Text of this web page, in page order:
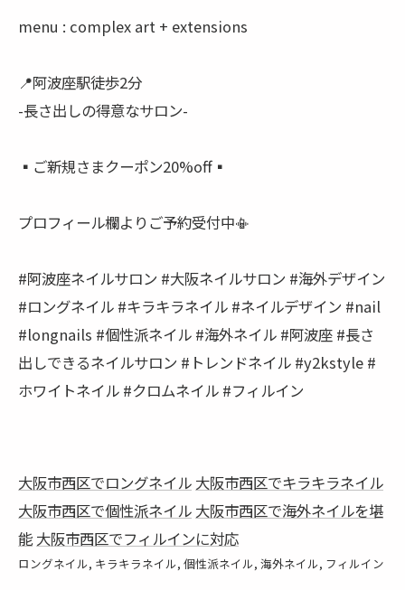
menu : complex art + extensions
📍阿波座駅徒歩2分
-長さ出しの得意なサロン-
▪️ご新規さまクーポン20%off▪️
プロフィール欄よりご予約受付中📳
#阿波座ネイルサロン #大阪ネイルサロン #海外デザイン
#ロングネイル #キラキラネイル #ネイルデザイン #nail
#longnails #個性派ネイル #海外ネイル #阿波座 #長さ
出しできるネイルサロン #トレンドネイル #y2kstyle #
ホワイトネイル #クロムネイル #フィルイン
大阪市西区でロングネイル 大阪市西区でキラキラネイル
大阪市西区で個性派ネイル 大阪市西区で海外ネイルを堪
能 大阪市西区でフィルインに対応
ロングネイル キラキラネイル 個性派ネイル 海外ネイル フィルイン